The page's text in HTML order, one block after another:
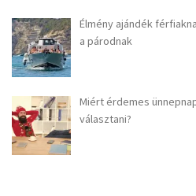
Élmény ajándék
a párodnak
Miért érdemes
választani?